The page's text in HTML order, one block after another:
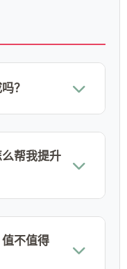
？
帮我提升
不值得